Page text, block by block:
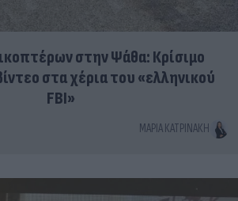
στην Ψάθα: Κρίσιμο
στα χέρια του «ελληνικού
FBI»
ΜΑΡΊΑ ΚΑΤΡΙΝΆΚΗ